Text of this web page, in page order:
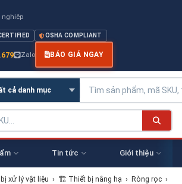
nghiệp
OSHA COMPLIANT
Zalo BÁO GIÁ NGAY
Tin tức Giới thiệu
xử lý vật liệu › 🏗 Thiết bị nâng hạ › Ròng rọc ›